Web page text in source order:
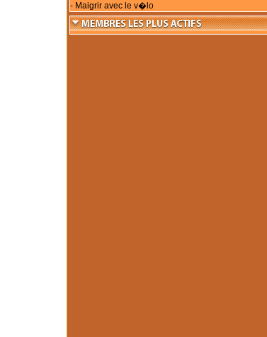
- Maigrir avec le v�lo